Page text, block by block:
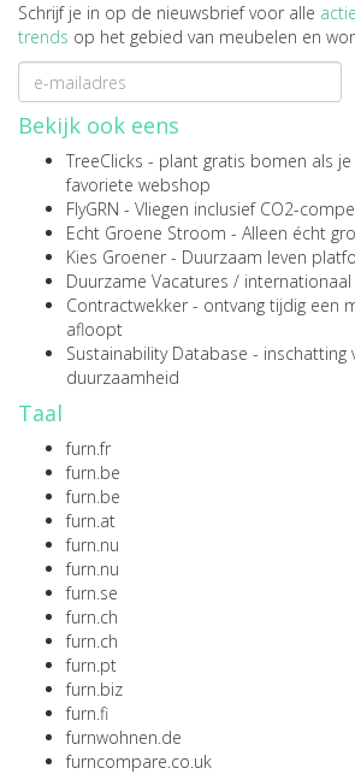
Schrijf je in op de nieuwsbrief voor alle
trends op het gebied van meubelen en
Bekijk ook eens
TreeClicks - plant gratis bomen als
favoriete webshop
FlyGRN - Vliegen inclusief CO2-
Echt Groene Stroom - Alleen écht
Kies Groener - Duurzaam leven
Duurzame Vacatures / internationaal
Contractwekker - ontvang tijdig een
afloopt
Sustainability Database - inschatting
duurzaamheid
Taal
furn.fr
furn.be
furn.be
furn.at
furn.nu
furn.nu
furn.se
furn.ch
furn.ch
furn.pt
furn.biz
furn.fi
furnwohnen.de
furncompare.co.uk